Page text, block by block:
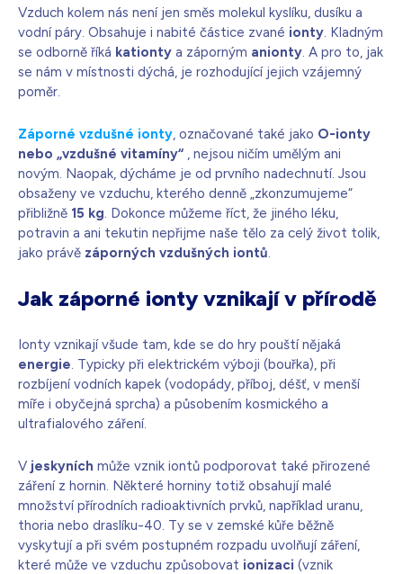
Vzduch kolem nás není jen směs molekul kyslíku, dusíku a
vodní páry. Obsahuje i nabité částice zvané ionty. Kladným
se odborně říká kationty a záporným anionty. A pro to, jak
se nám v místnosti dýchá, je rozhodující jejich vzájemný
poměr.
Záporné vzdušné ionty, označované také jako O-ionty
nebo „vzdušné vitamíny“ , nejsou ničím umělým ani
novým. Naopak, dýcháme je od prvního nadechnutí. Jsou
obsaženy ve vzduchu, kterého denně „zkonzumujeme“
přibližně 15 kg. Dokonce můžeme říct, že jiného léku,
potravin a ani tekutin nepřijme naše tělo za celý život tolik,
jako právě záporných vzdušných iontů.
Jak záporné ionty vznikají v přírodě
Ionty vznikají všude tam, kde se do hry pouští nějaká
energie. Typicky při elektrickém výboji (bouřka), při
rozbíjení vodních kapek (vodopády, příboj, déšť, v menší
míře i obyčejná sprcha) a působením kosmického a
ultrafialového záření.
V jeskyních může vznik iontů podporovat také přirozené
záření z hornin. Některé horniny totiž obsahují malé
množství přírodních radioaktivních prvků, například uranu,
thoria nebo draslíku-40. Ty se v zemské kůře běžně
vyskytují a při svém postupném rozpadu uvolňují záření,
které může ve vzduchu způsobovat ionizaci (vznik